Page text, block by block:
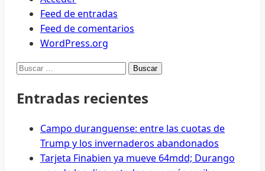
Feed de entradas
Feed de comentarios
WordPress.org
Buscar:
Entradas recientes
Campo duranguense: entre las cuotas de
Trump y los invernaderos abandonados
Tarjeta Finabien ya mueve 64mdd; Durango